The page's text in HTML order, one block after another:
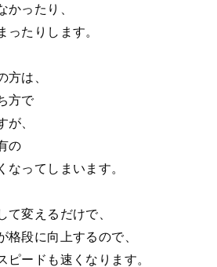
かったり、
ったりします。
方は、
方で
が、
の
なってしまいます。
て変えるだけで、
段に向上するので、
ピードも速くなります。